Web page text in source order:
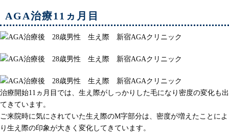
AGA治療11ヵ月目
治療開始11ヵ月目では、生え際がしっかりした毛になり密度の変化も出
てきています。
ご来院時に気にされていた生え際のM字部分は、密度が増えたことによ
り生え際の印象が大きく変化してきています。